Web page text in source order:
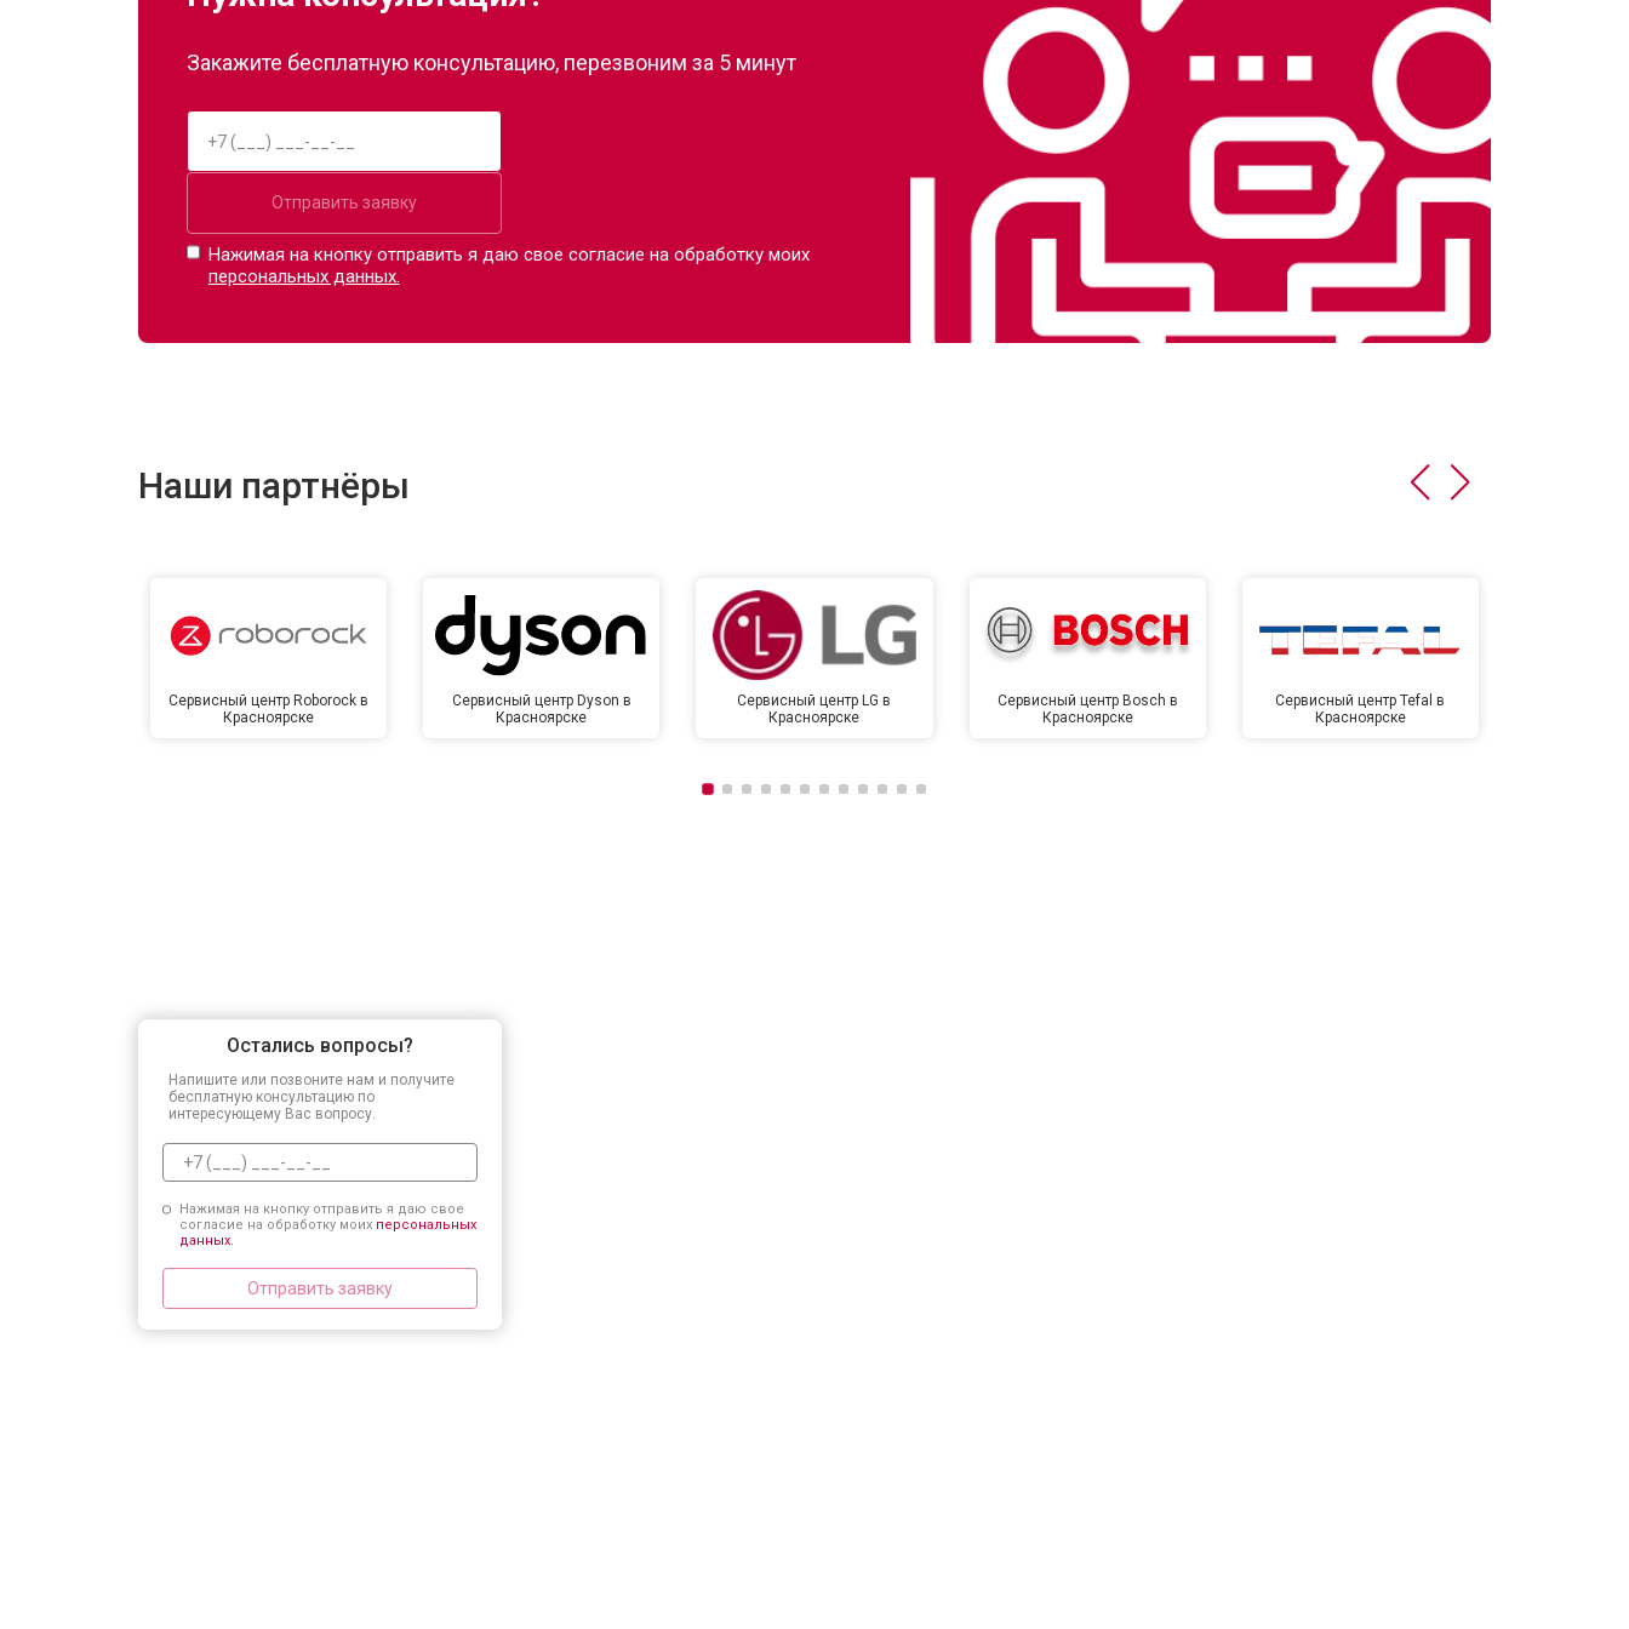
Закажите бесплатную консультацию, перезвоним за 5 минут
Отправить заявку
Нажимая на кнопку отправить я даю свое согласие на обработку моих
персональных данных.
Наши партнёры
Сервисный центр Roborock в
Красноярске
Сервисный центр Dyson в
Красноярске
Сервисный центр LG в
Красноярске
Сервисный центр Bosch в
Красноярске
Сервисный центр Tefal в
Красноярске
Остались вопросы?
Напишите или позвоните нам и получите
бесплатную консультацию по
интересующему Вас вопросу.
Нажимая на кнопку отправить я даю свое
согласие на обработку моих персональных
данных.
Отправить заявку